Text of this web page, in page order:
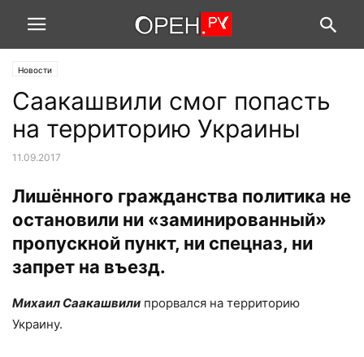
Новости
Саакашвили смог попасть
на территорию Украины
11.09.2017
Лишённого гражданства политика не
остановили ни «заминированный»
пропускной пункт, ни спецназ, ни
запрет на въезд.
Михаил Саакашвили прорвался на территорию
Украину.